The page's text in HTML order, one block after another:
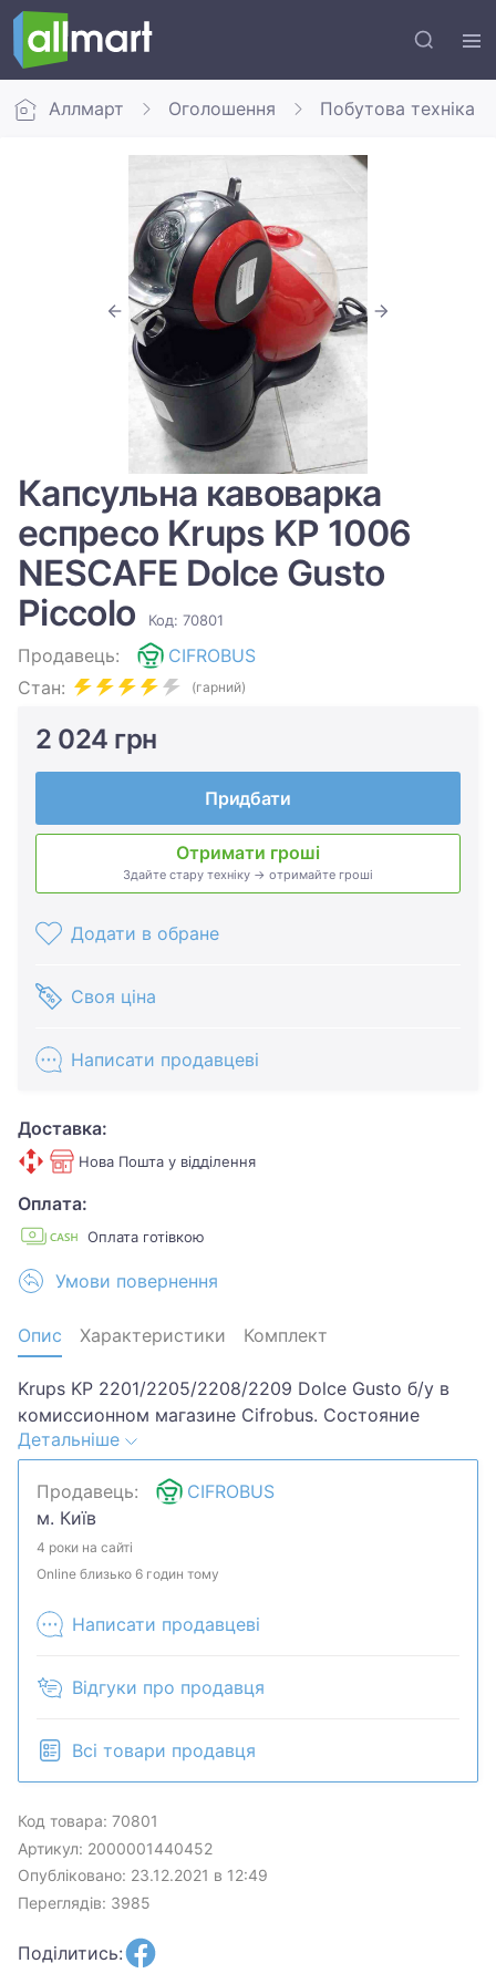
Аллмарт Оголошення Побутова техніка
Капсульна кавоварка
еспресо Krups KP 1006
NESCAFE Dolce Gusto
Piccolo
Код: 70801
Продавець:
CIFROBUS
Стан:
(гарний)
2 024 грн
Придбати
Отримати гроші
Здайте стару техніку → отримайте гроші
Додати в обране
Своя ціна
Написати продавцеві
Доставка:
Нова Пошта у відділення
Оплата:
Оплата готівкою
Умови повернення
Опис Характеристики Комплект
Krups KP 2201/2205/2208/2209 Dolce Gusto б/у в
комиссионном магазине Cifrobus. Состояние
товара 4 из 5 по 5-ти бальной системе.
Примечание: птертости. Комплектация товара:
чаша для сбора капель.Хотите скидку? Давайте
обсудим. Предложите свою цену и мы посмотрим,
что сможем сделать.Уточняйте наличие и
комплектацию у менеджера. Товар может быть
Детальніше
Продавець:
CIFROBUS
м. Київ
4 роки на сайті
Online близько 6 годин тому
Написати продавцеві
Відгуки про продавця
Всі товари продавця
Код товара: 70801
Артикул: 2000001440452
Опубліковано: 23.12.2021 в 12:49
Переглядів: 3985
Поділитись: